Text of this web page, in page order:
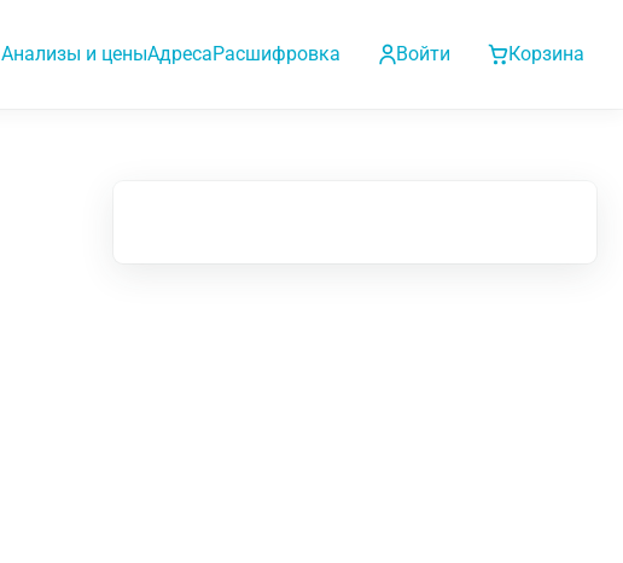
Анализы и ценыАдресаРасшифровка Войти Корзина